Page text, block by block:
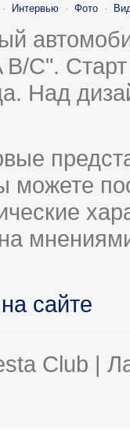
· Интервью · Фото ·
C".
Над
можете
сайте
Club |